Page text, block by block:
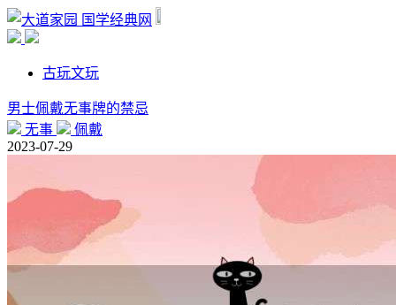
国学经典网
古玩文玩
男士佩戴无事牌的禁忌
无事
佩戴
2023-07-29